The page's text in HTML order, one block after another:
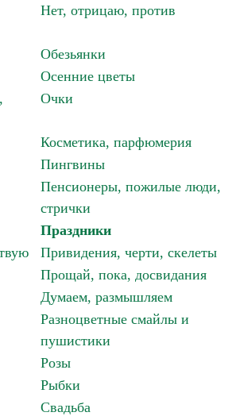
Нет, отрицаю, против
Обезьянки
Осенние цветы
Очки
Косметика, парфюмерия
Пингвины
Пенсионеры, пожилые люди,
стрички
Праздники
Привидения, черти, скелеты
Прощай, пока, досвидания
Думаем, размышляем
Разноцветные смайлы и
пушистики
Розы
Рыбки
Свадьба